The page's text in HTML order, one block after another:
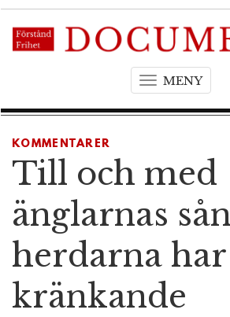
MENYT
g
e
n
a
i
g
KOMMENTARER
Till och med
änglarnas
herdarna
kränkande